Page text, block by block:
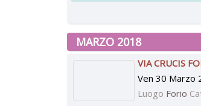
MARZO 2018
VIA CRUCIS
Ven 30 Marzo
Luogo Forio